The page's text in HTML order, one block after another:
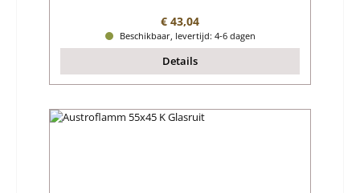
Normale prijs:
€ 43,04
Beschikbaar, levertijd: 4-6 dagen
Details